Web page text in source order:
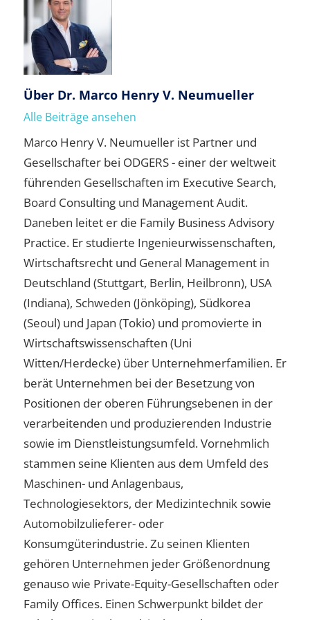
Über Dr. Marco Henry V. Neumueller
Alle Beiträge ansehen
Marco Henry V. Neumueller ist Partner und
Gesellschafter bei ODGERS - einer der weltweit
führenden Gesellschaften im Executive Search,
Board Consulting und Management Audit.
Daneben leitet er die Family Business Advisory
Practice. Er studierte Ingenieurwissenschaften,
Wirtschaftsrecht und General Management in
Deutschland (Stuttgart, Berlin, Heilbronn), USA
(Indiana), Schweden (Jönköping), Südkorea
(Seoul) und Japan (Tokio) und promovierte in
Wirtschaftswissenschaften (Uni
Witten/Herdecke) über Unternehmerfamilien. Er
berät Unternehmen bei der Besetzung von
Positionen der oberen Führungsebenen in der
verarbeitenden und produzierenden Industrie
sowie im Dienstleistungsumfeld. Vornehmlich
stammen seine Klienten aus dem Umfeld des
Maschinen- und Anlagenbaus,
Technologiesektors, der Medizintechnik sowie
Automobilzulieferer- oder
Konsumgüterindustrie. Zu seinen Klienten
gehören Unternehmen jeder Größenordnung
genauso wie Private-Equity-Gesellschaften oder
Family Offices. Einen Schwerpunkt bildet der